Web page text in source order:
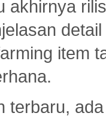
akhirnya
item
terbaru,